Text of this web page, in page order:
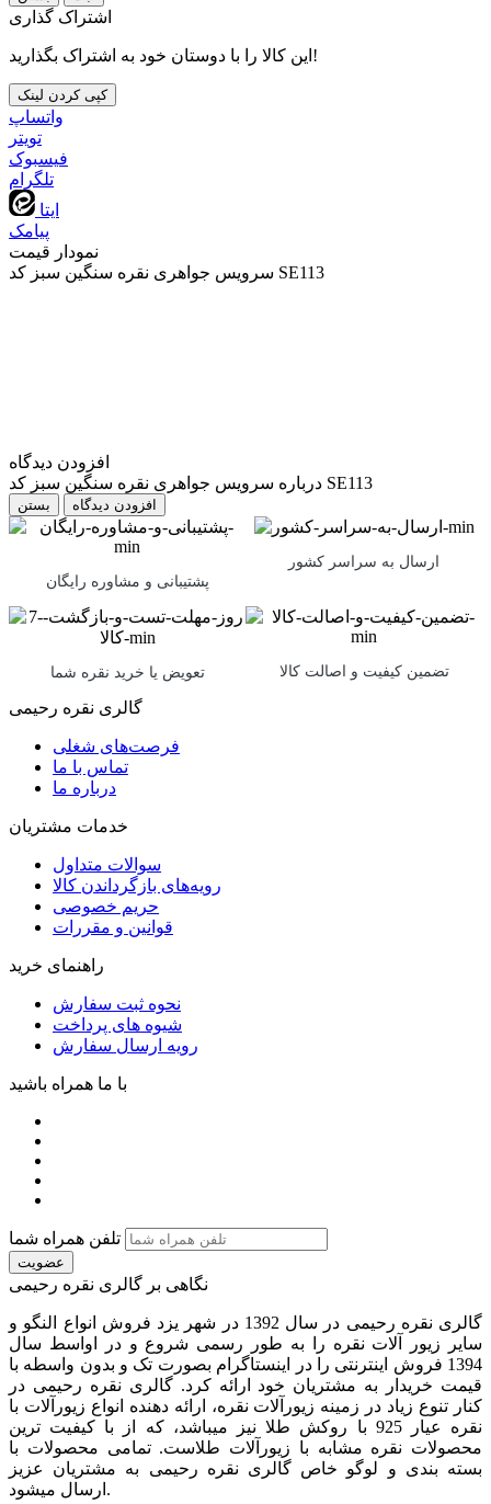
اشتراک گذاری
این کالا را با دوستان خود به اشتراک بگذارید!
کپی کردن لینک
واتساپ
تويتر
فیسبوک
تلگرام
ایتا
پیامک
نمودار قیمت
سرویس جواهری نقره سنگین سبز کد SE113
افزودن دیدگاه
درباره سرویس جواهری نقره سنگین سبز کد SE113
بستن
پشتیبانی و مشاوره رایگان
ارسال به سراسر کشور
تعویض یا خرید نقره شما تضمین کیفیت و اصالت کالا
گالری نقره رحیمی
فرصت‌های شغلی
تماس با ما
درباره ما
خدمات مشتریان
سوالات متداول
رویه‌های بازگرداندن کالا
حریم خصوصی
قوانین و مقررات
راهنمای خرید
نحوه ثبت سفارش
شیوه های پرداخت
رویه ارسال سفارش
با ما همراه باشید
تلفن همراه شما
عضویت
نگاهی بر گالری نقره رحیمی
گالری نقره رحیمی در سال 1392 در شهر یزد فروش انواع النگو و
سایر زیور آلات نقره را به طور رسمی شروع و در اواسط سال
1394 فروش اینترنتی را در اینستاگرام بصورت تک و بدون واسطه با
قیمت خریدار به مشتریان خود ارائه کرد. گالری نقره رحیمی در
کنار تنوع زیاد در زمینه زیورآلات نقره، ارائه دهنده انواع زیورآلات با
نقره عیار 925 با روکش طلا نیز میباشد، که از با کیفیت‏ ترین
محصولات نقره مشابه با زیورآلات طلاست. تمامی محصولات با
بسته بندی و لوگو خاص گالری نقره رحیمی به مشتریان عزیز
ارسال میشود.